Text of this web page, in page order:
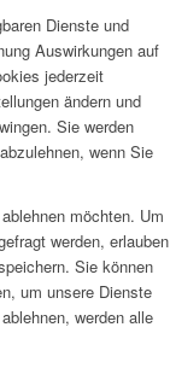
Dienste und
Auswirkungen auf
jederzeit
ändern und
Sie werden
wenn Sie
möchten. Um
werden, erlauben
Sie können
um unsere Dienste
werden alle